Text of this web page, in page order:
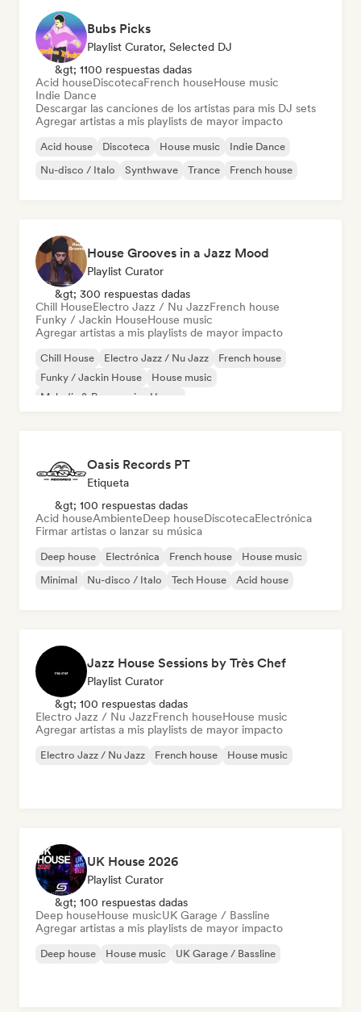
Bubs Picks
Playlist Curator, Selected DJ
&gt; 1100 respuestas dadas
Acid houseDiscotecaFrench houseHouse music
Indie Dance
Descargar las canciones de los artistas para mis DJ sets
Agregar artistas a mis playlists de mayor impacto
Acid house Discoteca House music
Indie Dance
Nu-disco / Italo
Synthwave Trance French house
House Grooves in a Jazz Mood
Playlist Curator
&gt; 300 respuestas dadas
Chill HouseElectro Jazz / Nu JazzFrench house
Funky / Jackin HouseHouse music
Agregar artistas a mis playlists de mayor impacto
Chill House Electro Jazz / Nu Jazz
French house
Funky / Jackin House
House music
Melodic & Progressive House
Oasis Records PT
Etiqueta
&gt; 100 respuestas dadas
Acid houseAmbienteDeep houseDiscotecaElectrónica
Firmar artistas o lanzar su música
Deep house Electrónica French house
House music
Minimal
Nu-disco / Italo Tech House Acid house
Jazz House Sessions by Très Chef
Playlist Curator
&gt; 100 respuestas dadas
Electro Jazz / Nu JazzFrench houseHouse music
Agregar artistas a mis playlists de mayor impacto
Electro Jazz / Nu Jazz French house House music
UK House 2026
Playlist Curator
&gt; 100 respuestas dadas
Deep houseHouse musicUK Garage / Bassline
Agregar artistas a mis playlists de mayor impacto
Deep house House music UK Garage / Bassline